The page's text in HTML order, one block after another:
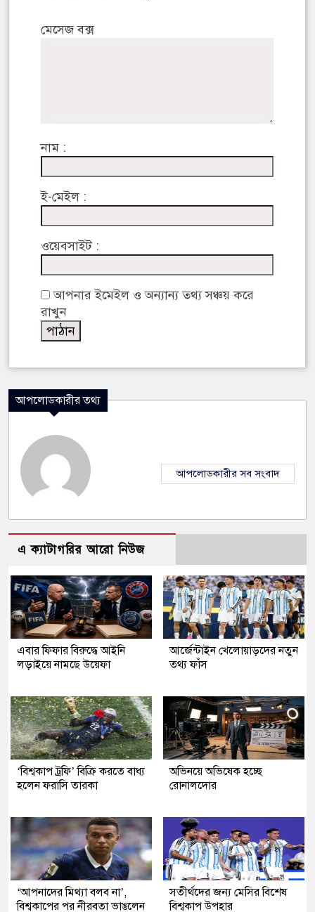
মেসেজ বক্স
নাম :
ই-মেইল :
ওয়েবসাইট :
আপনার ইমেইল ও অন্যান্য তথ্য সঞ্চয় করে
রাখুন
আপলোডকারীর তথ্য
আপলোডকারীর সব সংবাদ
এ ক্যাটাগরির আরো নিউজ
এবার ফিফার বিরুদ্ধে আইনি
লড়াইয়ে নামছে উয়েফা
আর্জেন্টাইন খেলোয়াড়দের নতুন
তথ্য ফাঁস
‘বিশ্বকাপ ট্রফি’ বিক্রি করতে বাধ্য
হলেন ফরাসি তারকা
অভিনয়ে অভিষেক হচ্ছে
রোনালদোর
‘আপনাদের মিথ্যা বলব না’,
বিশ্বকাপের পর নীরবতা ভাঙলেন
সতীর্থদের জন্য মেসির বিশেষ
বিশ্বকাপ উপহার